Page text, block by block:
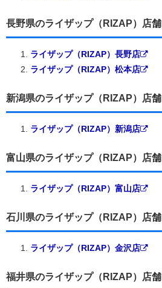
長野県のライザップ（RIZAP）店舗
ライザップ（RIZAP）長野店
ライザップ（RIZAP）松本店
新潟県のライザップ（RIZAP）店舗
ライザップ（RIZAP）新潟店
富山県のライザップ（RIZAP）店舗
ライザップ（RIZAP）富山店
石川県のライザップ（RIZAP）店舗
ライザップ（RIZAP）金沢店
福井県のライザップ（RIZAP）店舗